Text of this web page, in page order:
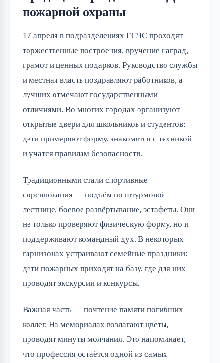
пожарной охраны
17 апреля в подразделениях ГСЧС проходят
торжественные построения, вручение наград,
грамот и ценных подарков. Руководство службы
и местная власть поздравляют работников, а
лучших отмечают государственными
отличиями. Во многих городах организуют
открытые двери для школьников и студентов:
дети примеряют форму, знакомятся с техникой
и учатся правилам безопасности.
Традиционными стали спортивные
соревнования — подъём по штурмовой
лестнице, боевое развёртывание, эстафеты. Они
не только проверяют физическую форму, но и
поддерживают командный дух. В некоторых
гарнизонах устраивают семейные праздники:
дети пожарных приходят на базу, где для них
проводят экскурсии и конкурсы.
Важная часть — почтение памяти погибших
коллег. На мемориалах возлагают цветы,
проводят минуты молчания. Это напоминает,
что профессия остаётся одной из самых